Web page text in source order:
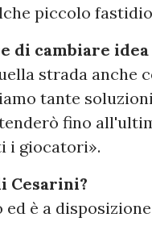
piccolo
di cambiare idea
strada anche
tante
fino
i giocatori».
Cesarini?
è a